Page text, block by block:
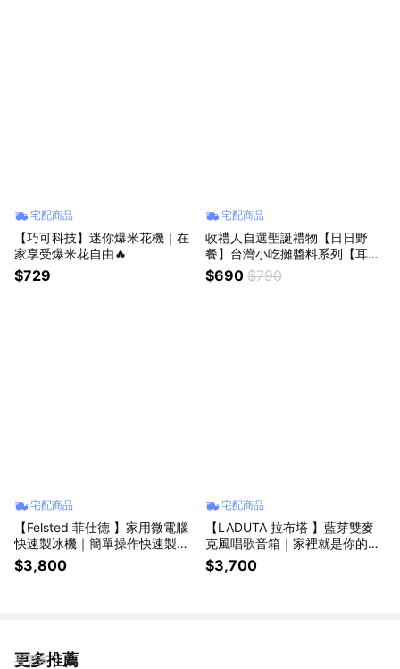
宅配商品
【巧可科技】迷你爆米花機｜在
家享受爆米花自由🔥
$729
宅配商品
收禮人自選聖誕禮物【日日野
餐】台灣小吃攤醬料系列【耳
環】｜懷舊小吃攤醬料❤️
$690 $790
宅配商品
【Felsted 菲仕德 】家用微電腦
快速製冰機｜簡單操作快速製冰
🔥
$3,800
宅配商品
【LADUTA 拉布塔 】藍芽雙麥
克風唱歌音箱｜家裡就是你的KT
V🔥
$3,700
更多推薦
看更多